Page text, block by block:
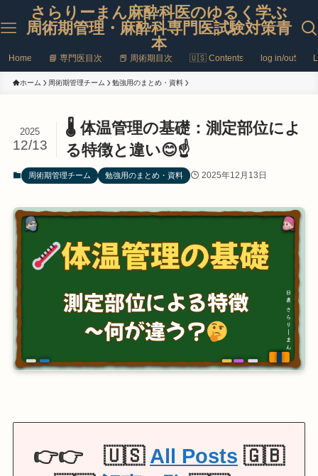
さらりーまん麻酔科医のゆるく学ぶ
周術期管理・麻酔科専門医試験対策青
本
Home 📘 専門医目次 📕 周術期目次 🇺🇸 Contents log in/out
ホーム 周術期管理チーム 勉強用のまとめ・資料
🌡️ 体温管理の基礎：測定部位によ
る特徴と違い😊☝️
2025
12/13
周術期管理チーム 勉強用のまとめ・資料 2025年12月13日
👉👉 🇺🇸 All Posts 🇬🇧